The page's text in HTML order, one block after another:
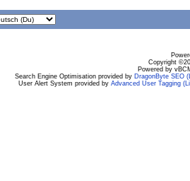
Copyright
Powered by
Search Engine Optimisation provided by DragonByte SEO
User Alert System provided by Advanced User Tagging